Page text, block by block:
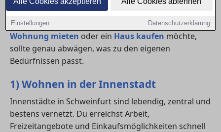
Einstellungen Datenschutzerklärung
pulsierendes Leben bietet, punktet das Wohnen im
Grünen mit Ruhe, Platz und Natur. Wer eine
Wohnung mieten oder ein Haus kaufen möchte,
sollte genau abwägen, was zu den eigenen
Bedürfnissen passt.
1) Wohnen in der Innenstadt
Innenstädte in Schweinfurt sind lebendig, zentral und
bestens vernetzt. Du erreichst Arbeit,
Freizeitangebote und Einkaufsmöglichkeiten schnell